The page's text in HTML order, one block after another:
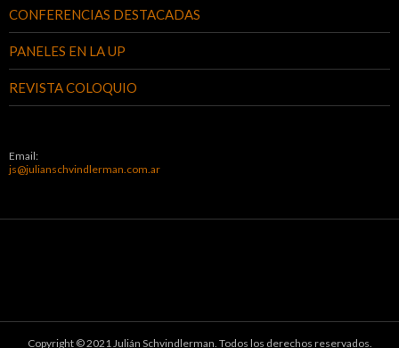
CONFERENCIAS DESTACADAS
PANELES EN LA UP
REVISTA COLOQUIO
Email:
js@julianschvindlerman.com.ar
Copyright © 2021 Julián Schvindlerman. Todos los derechos reservados.